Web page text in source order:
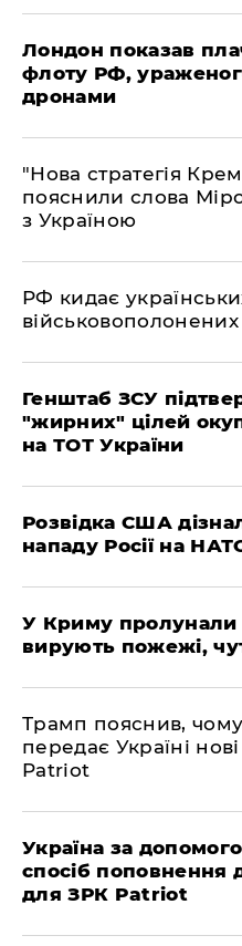
Лондон показав
флоту РФ,
дронами
"Нова стратегія
пояснили слова
з Україною
РФ кидає
військовополонених
Генштаб ЗСУ
"жирних" цілей
на ТОТ України
Розвідка США
нападу Росії на
У Криму пролунали
вирують пожежі,
Трамп пояснив,
передає Україні
Patriot
Україна за
спосіб поповнення
для ЗРК Patriot